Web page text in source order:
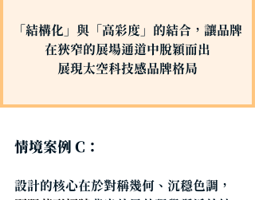
「結構化」與「高彩度」的結合，讓品牌
在狹窄的展場通道中脫穎而出
展現太空科技感品牌格局
情境案例 C：
設計的核心在於對稱幾何、沉穩色調，